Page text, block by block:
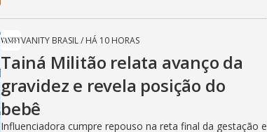
VANITY BRASIL/ HÁ 10 HORAS
Tainá Militão relata avanço da
gravidez e revela posição do
bebê
Influenciadora cumpre repouso na reta final da gestação e